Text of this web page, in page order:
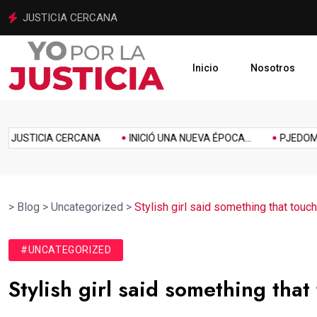
INICIÓ UNA NUEVA ÉPOCA PARA LA JUSTICIA MEXIQUENSE
Inicio Nosotros
CERCANA INICIÓ UNA NUEVA ÉPOCA... PJEDOMEX
Homenaje Inclusión Innovación Link Music Politics
> Blog > Uncategorized > Stylish girl said something that
#UNCATEGORIZED
Stylish girl said something that